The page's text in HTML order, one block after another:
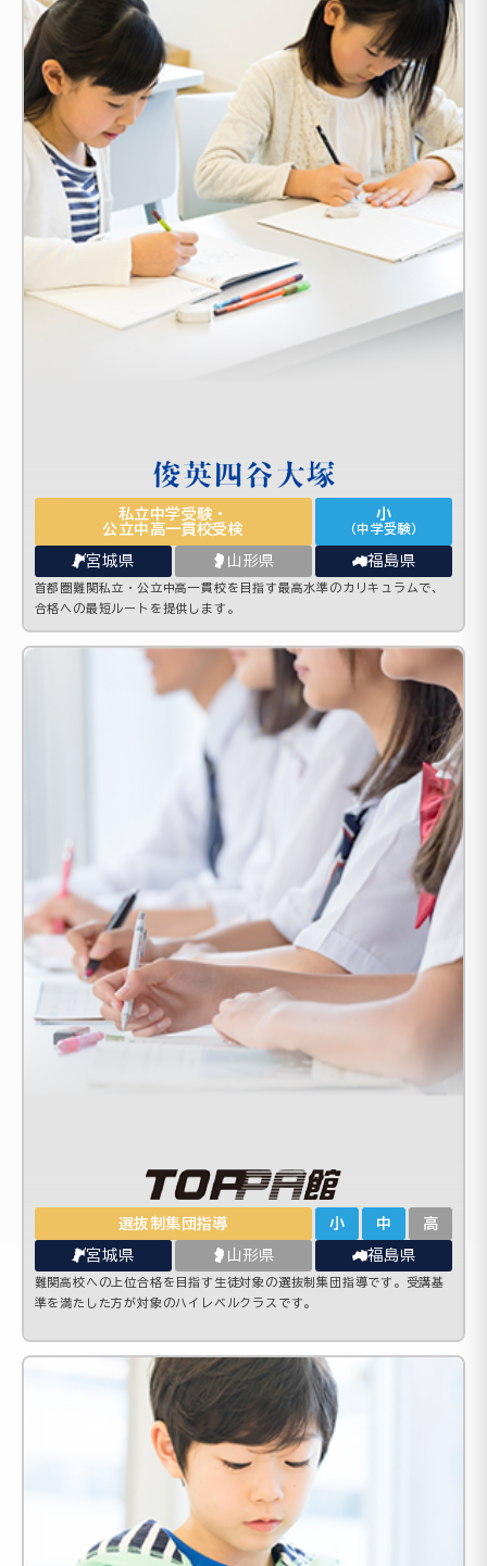
私立中学受験・
公立中高一貫校受検
小
（中学受験）
宮城県 山形県 福島県
首都圏難関私立・公立中高一貫校を目指す最高水準のカリキュラムで、
合格への最短ルートを提供します。
選抜制集団指導 小 中 高
宮城県 山形県 福島県
難関高校への上位合格を目指す生徒対象の選抜制集団指導です。受講基
準を満たした方が対象のハイレベルクラスです。